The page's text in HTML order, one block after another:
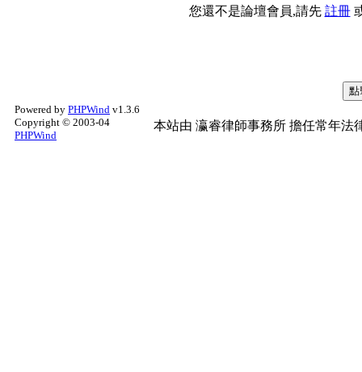
您還不是論壇會員,請先 註冊
Powered by PHPWind v1.3.6
Copyright © 2003-04
PHPWind
本站由 瀛睿律師事務所 擔任常年法